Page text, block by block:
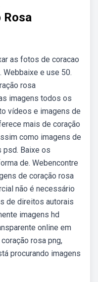
Rosa
as fotos de coracao
e use 50.
rosa
imagens todos os
vídeos e imagens de
mais de coração
como imagens de
psd. Baixe os
de. Webencontre
de coração rosa
não é necessário
de direitos autorais
imagens hd
online em
rosa png,
procurando imagens